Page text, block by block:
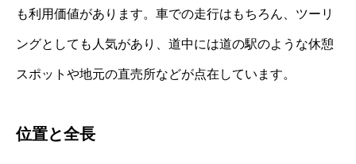
も利用価値があります。車での走行はもちろん、ツーリ
ングとしても人気があり、道中には道の駅のような休憩
スポットや地元の直売所などが点在しています。
位置と全長